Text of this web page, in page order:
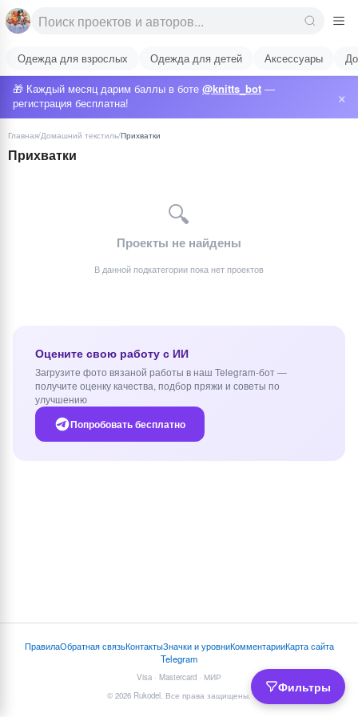
Одежда для взрослых Одежда для детей Аксессуары
🎁 Каждый месяц дарим баллы в боте @knitts_bot —
регистрация бесплатна!
×
Главная/Домашний текстиль/Прихватки
Прихватки
Фильтры
🔍
Проекты не найдены
В данной подкатегории пока нет проектов
Оцените свою работу с ИИ
Загрузите фото вязаной работы в наш Telegram-бот —
получите оценку качества, подбор пряжи и советы по
улучшению
Попробовать бесплатно
ПравилаОбратная связьКонтактыЗначки и уровниКомментарииКарта сайта
Telegram
Visa · Mastercard · МИР
© 2026 Rukodel. Все права защищены.